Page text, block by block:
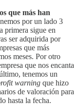
que más han
por un lado 3
primera sigue en
ser adquirida por
que más
meses. Por otro
que nos encanta
tenemos un
warning que hizo
de valoración para
hasta la fecha.